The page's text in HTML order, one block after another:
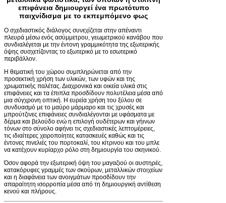
επιφάνεια δημιουργεί ένα πρωτότυπο
παιχνίδισμα με το εκπεμπόμενο φως
Ο σχεδιαστικός διάλογος συνεχίζεται στην απέναντι
πλευρά μέσω ενός ασύμμετρου, γεωμετρικού κανάβου που
συνδιαλέγεται με την έντονη γραμμικότητα της εξωτερικής
όψης συσχετίζοντας το εξωτερικό με το εσωτερικό
περιβάλλον.
Η θεματική του χώρου συμπληρώνεται από την
προσεκτική χρήση των υλικών, των υφών και της
χρωματικής παλέτας. Διαχρονικά και οικεία υλικά στις
επιφάνειες και τα έπιπλα προσδίδουν πολυτέλεια μέσα από
μια σύγχρονη οπτική. Η ευρεία χρήση του ξύλου σε
συνδυασμό με το μαύρο μάρμαρο και τις χρυσές και
μπρούτζινες επιφάνειες συνδιαλέγονται με υφάσματα με
δέρμα και βελούδο ενώ η επιλογή ουδέτερων και γήινων
τόνων στο σύνολο αφήνει τις σχεδιαστικές λεπτομέρειες,
τις ιδιαίτερες χειροποίητες κατασκευές καθώς και τις
έντονες πινελιές του πορτοκαλί, του κίτρινου και του μπλε
να κατέχουν κυρίαρχο ρόλο στη δημιουργία του σκηνικού.
Όσον αφορά την εξωτερική όψη του μαγαζιού οι αυστηρές,
κατακόρυφες γραμμές των σκούρων, μεταλλικών στοιχείων
και η διαφάνεια των ανοιγμάτων προσδίδουν την
απαραίτητη ισορροπία μέσα από τη δημιουργική αντίθεση
κενού και πλήρους.